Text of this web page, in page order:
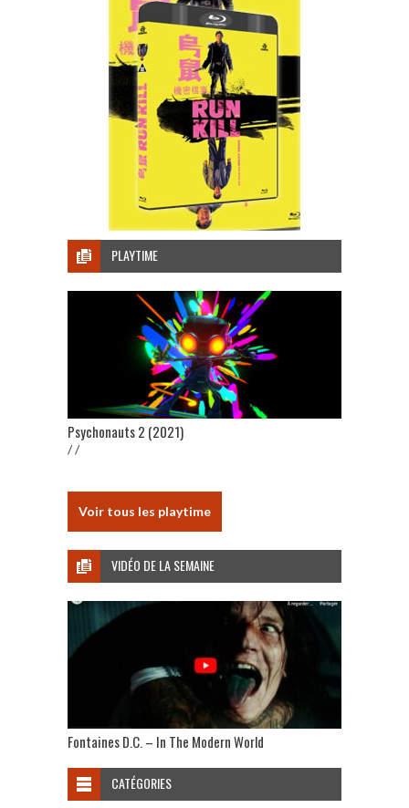
PLAYTIME
Psychonauts 2 (2021)
/ /
Voir tous les playtime
VIDÉO DE LA SEMAINE
Fontaines D.C. – In The Modern World
CATÉGORIES